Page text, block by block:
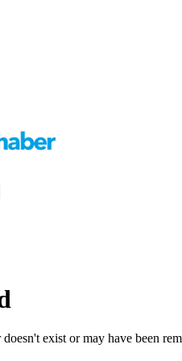
exist or may have been